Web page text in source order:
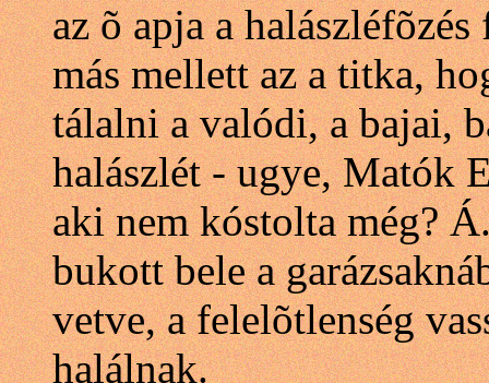
az õ apja a
más mellett az a titka,
tálalni a valódi, a bajai,
halászlét - ugye, Matók
aki nem kóstolta még?
bukott bele a
vetve, a felelõtlenség
halálnak.